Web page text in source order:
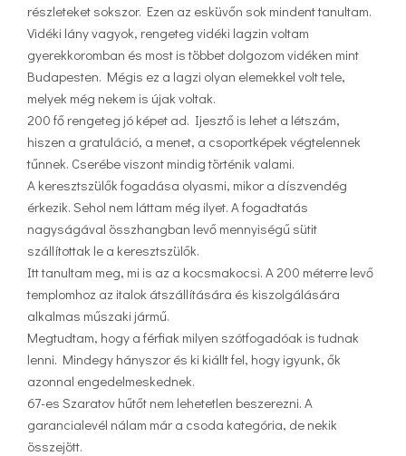
részleteket sokszor. Ezen az esküvőn sok mindent tanultam.
Vidéki lány vagyok, rengeteg vidéki lagzin voltam
gyerekkoromban és most is többet dolgozom vidéken mint
Budapesten. Mégis ez a lagzi olyan elemekkel volt tele,
melyek még nekem is újak voltak.
200 fő rengeteg jó képet ad. Ijesztő is lehet a létszám,
hiszen a gratuláció, a menet, a csoportképek végtelennek
tűnnek. Cserébe viszont mindig történik valami.
A keresztszülők fogadása olyasmi, mikor a díszvendég
érkezik. Sehol nem láttam még ilyet. A fogadtatás
nagyságával összhangban levő mennyiségű sütit
szállítottak le a keresztszülők.
Itt tanultam meg, mi is az a kocsmakocsi. A 200 méterre levő
templomhoz az italok átszállítására és kiszolgálására
alkalmas műszaki jármű.
Megtudtam, hogy a férfiak milyen szótfogadóak is tudnak
lenni. Mindegy hányszor és ki kiállt fel, hogy igyunk, ők
azonnal engedelmeskednek.
67-es Szaratov hűtőt nem lehetetlen beszerezni. A
garancialevél nálam már a csoda kategória, de nekik
összejött.